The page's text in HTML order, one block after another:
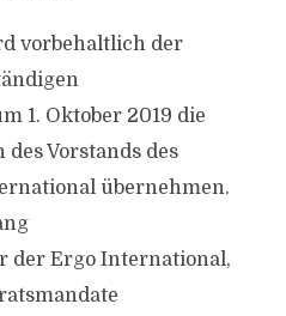
vorbehaltlich der
1. Oktober 2019 die
des Vorstands des
übernehmen.
der Ergo International,